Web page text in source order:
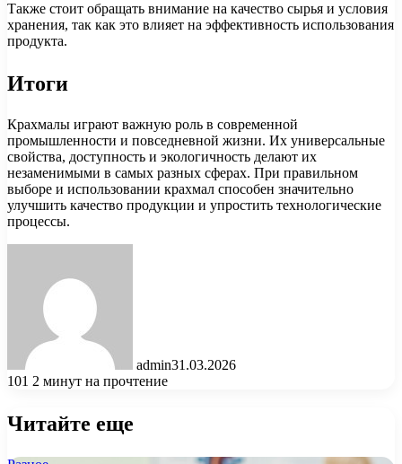
Также стоит обращать внимание на качество сырья и условия
хранения, так как это влияет на эффективность использования
продукта.
Итоги
Крахмалы играют важную роль в современной
промышленности и повседневной жизни. Их универсальные
свойства, доступность и экологичность делают их
незаменимыми в самых разных сферах. При правильном
выборе и использовании крахмал способен значительно
улучшить качество продукции и упростить технологические
процессы.
admin31.03.2026
101 2 минут на прочтение
Читайте еще